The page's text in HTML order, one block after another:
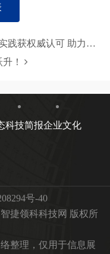
可 助力乡村振兴新路径
！
科技简报企业文化
号-40
捷领科科技网 版权所
整理，仅用于信息展